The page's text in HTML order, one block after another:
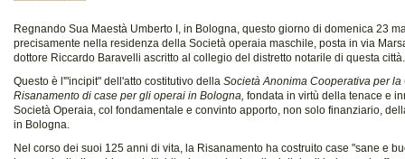
Regnando Sua Maestà Umberto I, in Bologna, questo giorno di domenica 23
precisamente nella residenza della Società operaia maschile, posta in via
dottore Riccardo Baravelli ascritto al collegio del distretto notarile di questa
Questo è l'"incipit" dell'atto costitutivo della Società Anonima Cooperativa per
Risanamento di case per gli operai in Bologna, fondata in virtù della tenace e
Società Operaia, col fondamentale e convinto apporto, non solo finanziario,
in Bologna.
Nel corso dei suoi 125 anni di vita, la Risanamento ha costruito case "sane e